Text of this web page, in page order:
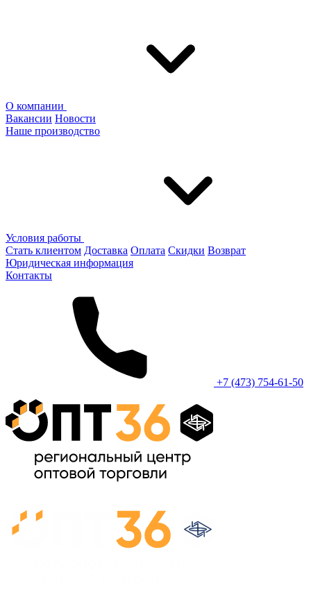
О компании
Вакансии Новости
Наше производство
Условия работы
Стать клиентом Доставка Оплата Скидки Возврат
Юридическая информация
Контакты
+7 (473) 754-61-50